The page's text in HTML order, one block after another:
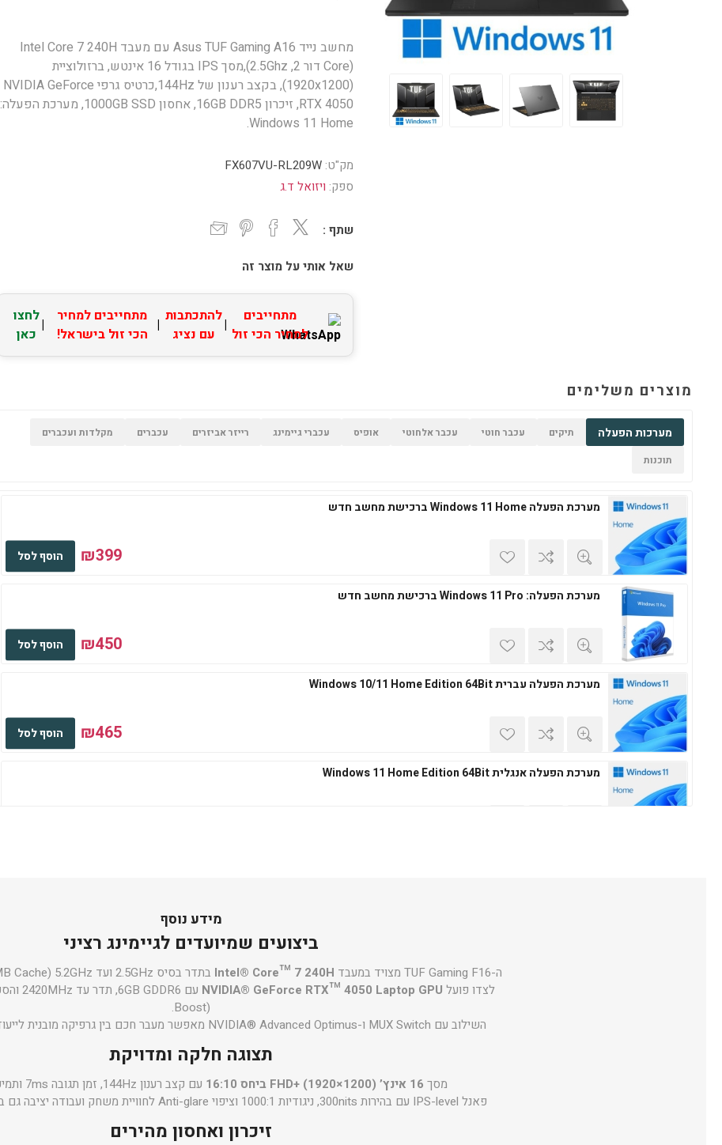
מחשב נייד Asus TUF Gaming A16 עם מעבד Intel Core 7 240H
(Core דור 2, 2.5Ghz),מסך IPS בגודל 16 אינטש, ברזולוציית
(1920x1200), בקצב רענון של 144Hz,כרטיס גרפי NVIDIA GeForce
RTX 4050, זיכרון 16GB DDR5, אחסון 1000GB SSD, מערכת הפעלה:
Windows 11 Home.
מק"ט: FX607VU-RL209W
ספק: ויזואל ד.ג
שתף :
שאל אותי על מוצר זה
מתחייבים
למחיר הכי זול |להתכתבות
עם נציג
| מתחייבים למחיר
הכי זול בישראל!
|לחצו
כאן
מוצרים משלימים
מערכות הפעלה תיקים עכבר חוטי עכבר אלחוטי אופיס עכברי גיימינג רייזר אביזרים עכברים
מקלדות ועכברים
תוכנות
מערכת הפעלה Windows 11 Home ברכישת מחשב חדש
₪399 הוסף לסל
מערכת הפעלה: Windows 11 Pro ברכישת מחשב חדש
₪450 הוסף לסל
מערכת הפעלה עברית Windows 10/11 Home Edition 64Bit
₪465 הוסף לסל
מערכת הפעלה אנגלית Windows 11 Home Edition 64Bit
₪667 הוסף לסל
מידע נוסף
ביצועים שמיועדים לגיימינג רציני
ה-TUF Gaming F16 מצויד במעבד Intel® Core™ 7 240H בתדר בסיס 2.5GHz ועד 5.2GHz (24MB Cache, ‏10 ליבות, 16 נימים).
לצדו פועל NVIDIA® GeForce RTX™ 4050 Laptop GPU
Boost).
השילוב עם MUX Switch ו-NVIDIA® Advanced Optimus מאפשר מעבר חכם בין גרפיקה מובנית לייעודית לביצועים מיטביים.
תצוגה חלקה ומדויקת
מסך 16 אינץ’ FHD+ (1920×1200) ביחס 16:10
עם קצב רענון 144Hz, זמן תגובה 7ms ותמיכה ב-G-Sync.
פאנל IPS-level עם בהירות 300nits, ניגודיות 1000:1 וציפוי Anti-glare לחוויית משחק ועבודה יציבה גם בתנאי תאורה מאתגרים.
זיכרון ואחסון מהירים